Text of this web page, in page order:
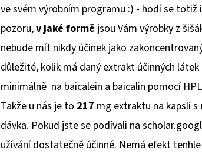
ve svém výrobním programu :) - hodí se totiž
pozoru,v jaké formě jsou Vám výrobky z
nebude mít nikdy účinek jako
důležité, kolik má daný extrakt účinných
minimálně na baicalein a baicalin pomocí
Takže u nás je to 217 mg extraktu na kapsli s
dávka. Pokud jste se podívali na
užívání dostatečně účinné. Nemá efekt